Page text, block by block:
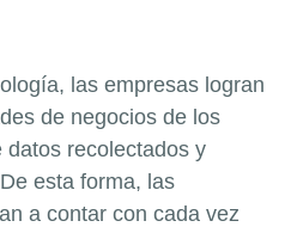
las empresas logran
de negocios de los
recolectados y
esta forma, las
a contar con cada vez